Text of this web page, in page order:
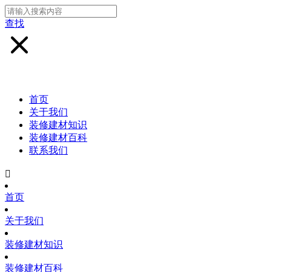
查找
首页
关于我们
装修建材知识
装修建材百科
联系我们

首页
关于我们
装修建材知识
装修建材百科